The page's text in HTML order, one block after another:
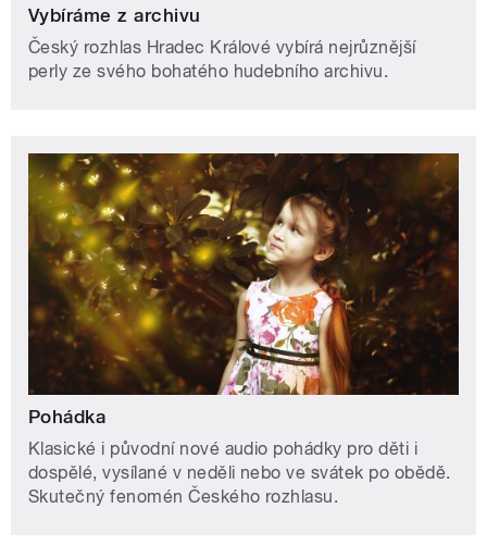
Vybíráme z archivu
Český rozhlas Hradec Králové vybírá nejrůznější
perly ze svého bohatého hudebního archivu.
Pohádka
Klasické i původní nové audio pohádky pro děti i
dospělé, vysílané v neděli nebo ve svátek po obědě.
Skutečný fenomén Českého rozhlasu.